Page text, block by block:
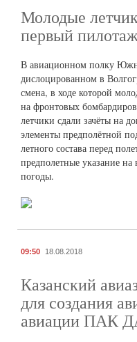
Молодые
первый
В авиационном полку
дислоцированном в
смена, в ходе которой
на фронтовых
летчики сдали зачёты на
элементы предполётной
летного состава перед
предполетные указание
погоды.
09:50 18.08.2018
Казанский
для создания
авиации ПАК